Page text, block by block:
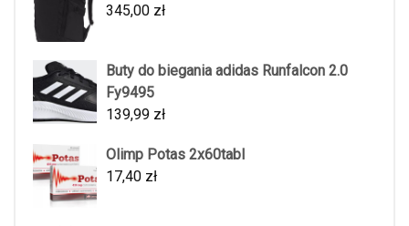
345,00 zł
Buty do biegania adidas Runfalcon 2.0
Fy9495
139,99 zł
Olimp Potas 2x60tabl
17,40 zł